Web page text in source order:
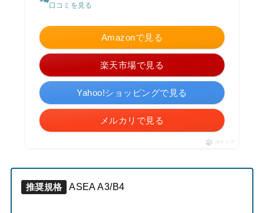
口コミを見る
Amazonで見る
楽天市場で見る
Yahoo!ショッピングで見る
メルカリで見る
ポチップ
推奨規格 ASEA A3/B4